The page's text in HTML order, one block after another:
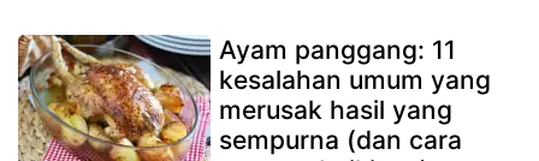
Ayam panggang: 11
kesalahan umum yang
merusak hasil yang
sempurna (dan cara